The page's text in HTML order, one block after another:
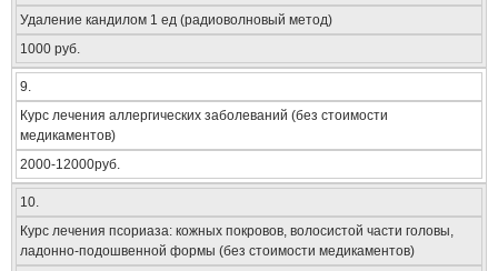
Удаление кандилом 1 ед (радиоволновый метод)
1000 руб.
9.
Курс лечения аллергических заболеваний (без стоимости
медикаментов)
2000-12000руб.
10.
Курс лечения псориаза: кожных покровов, волосистой части головы,
ладонно-подошвенной формы (без стоимости медикаментов)